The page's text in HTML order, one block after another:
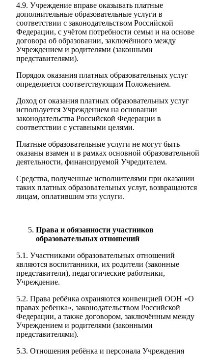
4.9. Учреждение вправе оказывать платные
дополнительные образовательные услуги в
соответствии с законодательством Российской
Федерации, с учётом потребности семьи и на основе
договора об образовании, заключённого между
Учреждением и родителями (законными
представителями).
Порядок оказания платных образовательных услуг
определяется соответствующим Положением.
Доход от оказания платных образовательных услуг
используется Учреждением на основании
законодательства Российской Федерации в
соответствии с уставными целями.
Платные образовательные услуги не могут быть
оказаны взамен и в рамках основной образовательной
деятельности, финансируемой Учредителем.
Средства, полученные исполнителями при оказании
таких платных образовательных услуг, возвращаются
лицам, оплатившим эти услуги.
Права и обязанности участников
образовательных отношений
5.1. Участниками образовательных отношений
являются воспитанники, их родители (законные
представители), педагогические работники,
Учреждение.
5.2. Права ребёнка охраняются конвенцией ООН «О
правах ребенка», законодательством Российской
Федерации, а также договором, заключённым между
Учреждением и родителями (законными
представителями).
5.3. Отношения ребёнка и персонала Учреждения